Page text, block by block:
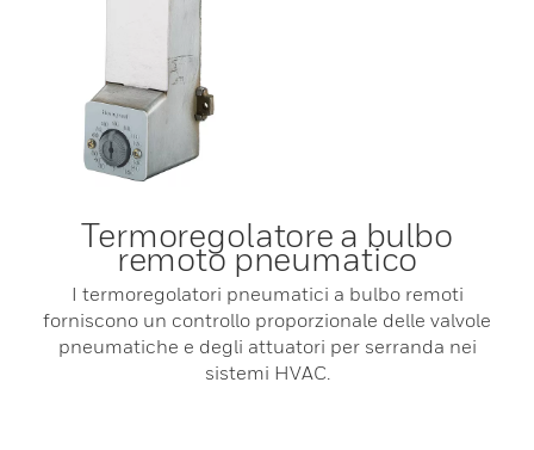
Termoregolatore a bulbo
remoto pneumatico
I termoregolatori pneumatici a bulbo remoti
forniscono un controllo proporzionale delle valvole
pneumatiche e degli attuatori per serranda nei
sistemi HVAC.